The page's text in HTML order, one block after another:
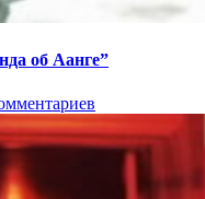
об Аанге”